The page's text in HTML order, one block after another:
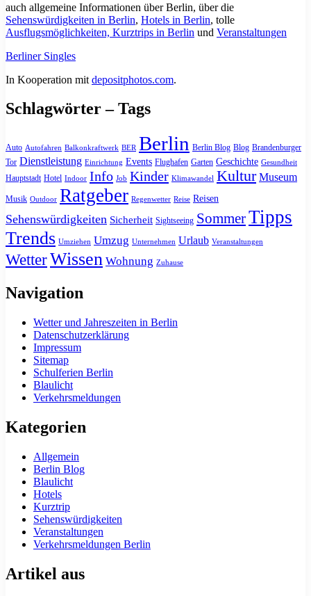
auch allgemeine Informationen über Berlin, über die
Sehenswürdigkeiten in Berlin, Hotels in Berlin, tolle
Ausflugsmöglichkeiten, Kurztrips in Berlin und Veranstaltungen
Berliner Singles
In Kooperation mit depositphotos.com.
Schlagwörter – Tags
Auto Autofahren Balkonkraftwerk BER Berlin Berlin Blog Blog Brandenburger
Tor Dienstleistung Einrichtung Events Flughafen Garten Geschichte Gesundheit
Hauptstadt Hotel Indoor Info Job Kinder Klimawandel Kultur Museum
Musik Outdoor Ratgeber Regenwetter Reise Reisen
Sehenswürdigkeiten Sicherheit Sightseeing SommerTipps
Trends Umziehen Umzug Unternehmen Urlaub Veranstaltungen
WetterWissen Wohnung Zuhause
Navigation
Wetter und Jahreszeiten in Berlin
Datenschutzerklärung
Impressum
Sitemap
Schulferien Berlin
Blaulicht
Verkehrsmeldungen
Kategorien
Allgemein
Berlin Blog
Blaulicht
Hotels
Kurztrip
Sehenswürdigkeiten
Veranstaltungen
Verkehrsmeldungen Berlin
Artikel aus